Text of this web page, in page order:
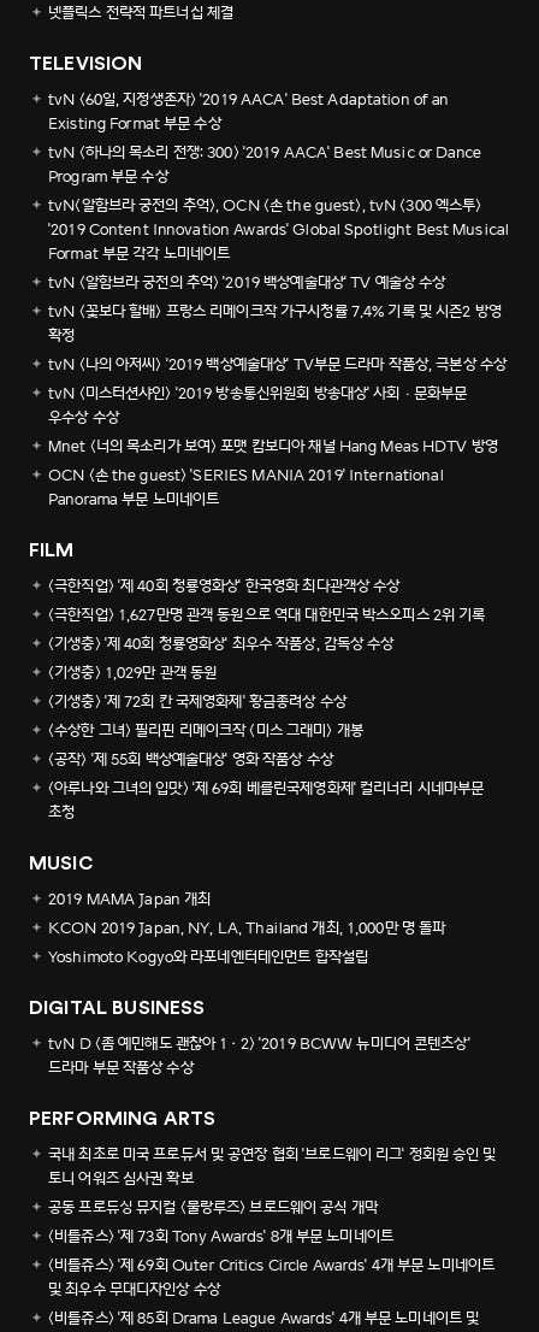
넷플릭스 전략적 파트너십 체결
TELEVISION
tvN <60일, 지정생존자> '2019 AACA' Best Adaptation of an
Existing Format 부문 수상
tvN <하나의 목소리 전쟁: 300> '2019 AACA' Best Music or Dance
Program 부문 수상
tvN<알함브라 궁전의 추억>, OCN <손 the guest>, tvN <300 엑스투>
'2019 Content Innovation Awards' Global Spotlight Best Musical
Format 부문 각각 노미네이트
tvN <알함브라 궁전의 추억> '2019 백상예술대상' TV 예술상 수상
tvN <꽃보다 할배> 프랑스 리메이크작 가구시청률 7.4% 기록 및 시즌2 방영
확정
tvN <나의 아저씨> '2019 백상예술대상' TV부문 드라마 작품상, 극본상 수상
tvN <미스터션샤인> '2019 방송통신위원회 방송대상' 사회ㆍ문화부문
우수상 수상
Mnet <너의 목소리가 보여> 포맷 캄보디아 채널 Hang Meas HDTV 방영
OCN <손 the guest> 'SERIES MANIA 2019' International
Panorama 부문 노미네이트
FILM
<극한직업> '제 40회 청룡영화상' 한국영화 최다관객상 수상
<극한직업> 1,627만명 관객 동원으로 역대 대한민국 박스오피스 2위 기록
<기생충> '제 40회 청룡영화상' 최우수 작품상, 감독상 수상
<기생충> 1,029만 관객 동원
<기생충> '제 72회 칸 국제영화제' 황금종려상 수상
<수상한 그녀> 필리핀 리메이크작 <미스 그래미> 개봉
<공작> '제 55회 백상예술대상' 영화 작품상 수상
<아루나와 그녀의 입맛> '제 69회 베를린국제영화제' 컬리너리 시네마부문
초청
MUSIC
2019 MAMA Japan 개최
KCON 2019 Japan, NY, LA, Thailand 개최, 1,000만 명 돌파
Yoshimoto Kogyo와 라포네엔터테인먼트 합작설립
DIGITAL BUSINESS
tvN D <좀 예민해도 괜찮아 1·2> '2019 BCWW 뉴미디어 콘텐츠상'
드라마 부문 작품상 수상
PERFORMING ARTS
국내 최초로 미국 프로듀서 및 공연장 협회 '브로드웨이 리그' 정회원 승인 및
토니 어워즈 심사권 확보
공동 프로듀싱 뮤지컬 <물랑루즈> 브로드웨이 공식 개막
<비틀쥬스> '제 73회 Tony Awards' 8개 부문 노미네이트
<비틀쥬스> '제 69회 Outer Critics Circle Awards' 4개 부문 노미네이트
및 최우수 무대디자인상 수상
<비틀쥬스> '제 85회 Drama League Awards' 4개 부문 노미네이트 및